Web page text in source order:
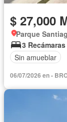
$ 27,000
Parque
3 Recámaras
Sin amueblar
06/07/2026 en -